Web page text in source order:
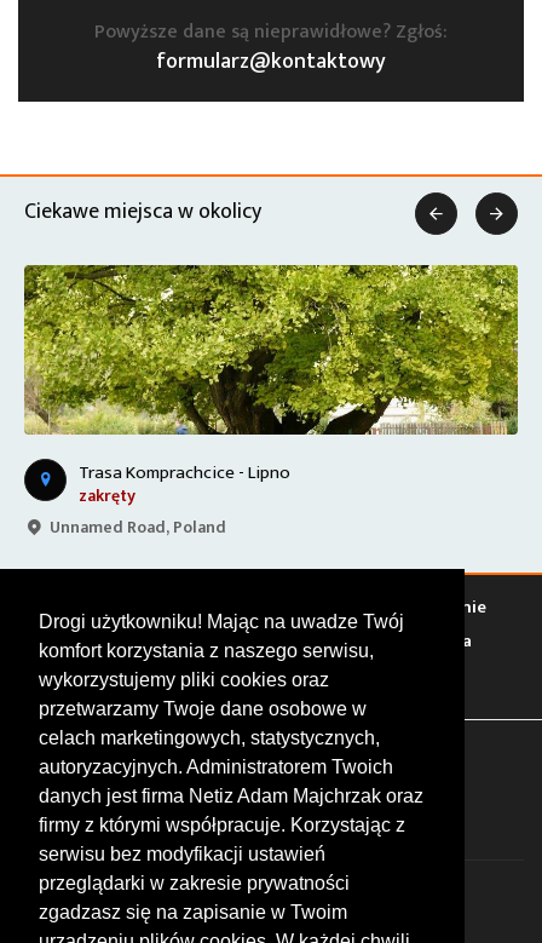
Drogi użytkowniku! Mając na uwadze Twój
komfort korzystania z naszego serwisu,
wykorzystujemy pliki cookies oraz
przetwarzamy Twoje dane osobowe w
celach marketingowych, statystycznych,
autoryzacyjnych. Administratorem Twoich
danych jest firma Netiz Adam Majchrzak oraz
firmy z którymi współpracuje. Korzystając z
serwisu bez modyfikacji ustawień
przeglądarki w zakresie prywatności
zgadzasz się na zapisanie w Twoim
Powyższe dane są nieprawidłowe? Zgłoś:
formularz@kontaktowy
Ciekawe miejsca w okolicy
Trasa Komprachcice - Lipno
zakręty
Unnamed Road, Poland
 
Warto zobaczyć Serwisy Stacje paliw
Jedzenie
Bary Zakwaterowanie Tory Zloty Rajdy
Spotkania
Targi Giełdy Szkolenia
FOLLOW US